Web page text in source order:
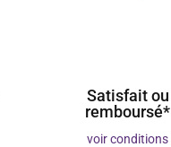
Satisfait ou
remboursé*
voir conditions